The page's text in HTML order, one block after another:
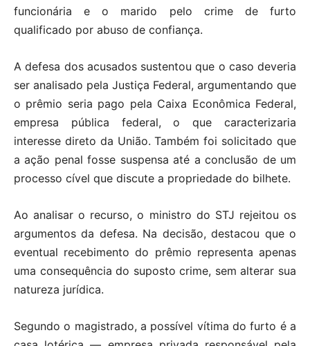
funcionária e o marido pelo crime de furto
qualificado por abuso de confiança.
A defesa dos acusados sustentou que o caso deveria
ser analisado pela Justiça Federal, argumentando que
o prêmio seria pago pela Caixa Econômica Federal,
empresa pública federal, o que caracterizaria
interesse direto da União. Também foi solicitado que
a ação penal fosse suspensa até a conclusão de um
processo cível que discute a propriedade do bilhete.
Ao analisar o recurso, o ministro do STJ rejeitou os
argumentos da defesa. Na decisão, destacou que o
eventual recebimento do prêmio representa apenas
uma consequência do suposto crime, sem alterar sua
natureza jurídica.
Segundo o magistrado, a possível vítima do furto é a